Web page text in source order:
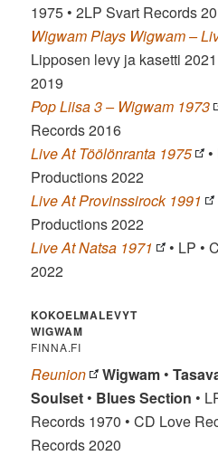
1975 • 2LP Svart Records
Wigwam Plays Wigwam –
Lipposen levy ja kasetti
2019
Pop Liisa 3 – Wigwam 1973
Records 2016
Live At Töölönranta 1975
Productions 2022
Live At Provinssirock 1991
Productions 2022
Live At Natsa 1971
• LP •
2022
KOKOELMALEVYT
WIGWAM
FINNA.FI
Reunion Wigwam •
Soulset • Blues Section •
Records 1970 • CD Love
Records 2020